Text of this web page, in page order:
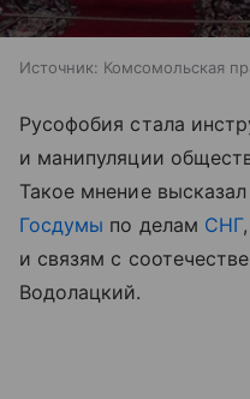
Источник: Комсомольская
Русофобия стала
и манипуляции
Такое мнение
Госдумы по делам СНГ
и связям с
Водолацкий.